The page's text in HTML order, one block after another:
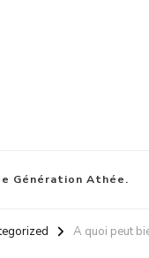
Génération Athée.
A quoi peut